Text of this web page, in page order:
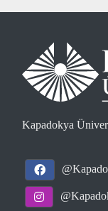
Kapadokya